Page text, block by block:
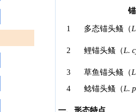
1 多态锚头鳋（
2 鲤锚头鳋（L.
3
草鱼锚头鳋（
4
鲶锚头鳋（L.
一、形态特点